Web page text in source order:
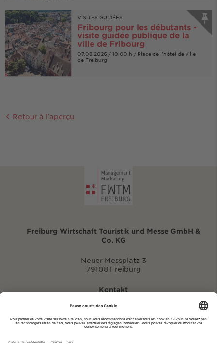
VISITES GUIDÉES
Fribourg pour les débutants -
visite guidée publique de la
ville de Fribourg
07.08.2026 / 10:00 h / Place de l'hôtel de ville
de Freiburg
Retour à l'aperçu
Freiburg Wirtschaft Touristik und Messe GmbH &
Co. KG
Neuer Messplatz 3
79108 Freiburg
Kontakt
eventportal@fwtm.de